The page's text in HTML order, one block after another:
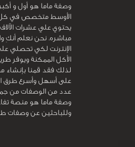
وصفة ماما هو أول و
الأوسط متخصص في كل
يحتوي علي عشرات
مباشره. نحن نعلم
الإنترنت لكي تحصلي
الأكل الممكنة ويوفر
لذلك فقد قمنا بإنشاء
على أسهل وأسرع طرق
عدد من الوصفات من
وصفة ماما هو منصة
وللباحثين عن وصفات